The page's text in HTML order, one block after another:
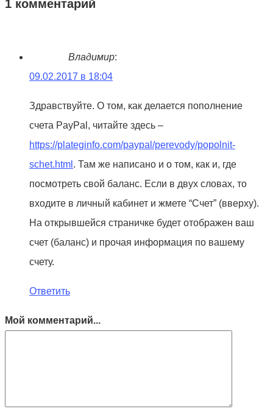
1 комментарий
Владимир:
09.02.2017 в 18:04
Здравствуйте. О том, как делается пополнение
счета PayPal, читайте здесь –
https://plateginfo.com/paypal/perevody/popolnit-
schet.html . Там же написано и о том, как и, где
посмотреть свой баланс. Если в двух словах, то
входите в личный кабинет и жмете “Счет” (вверху).
На открывшейся страничке будет отображен ваш
счет (баланс) и прочая информация по вашему
счету.
Ответить
Мой комментарий...